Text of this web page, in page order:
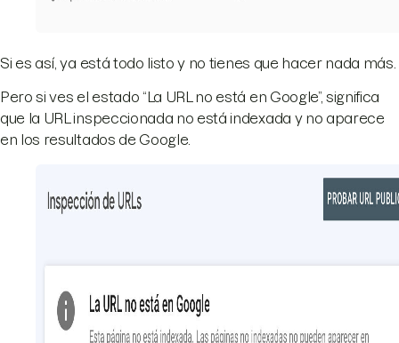
Si es así, ya está todo listo y no tienes que hacer nada más.
Pero si ves el estado “La URL no está en Google”, significa
que la URL inspeccionada no está indexada y no aparece
en los resultados de Google.